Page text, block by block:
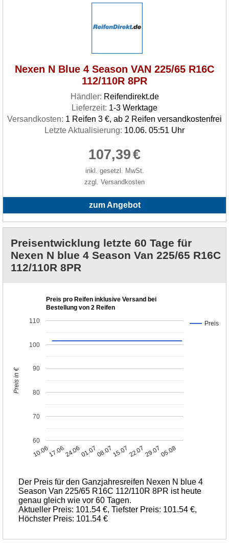
Nexen N Blue 4 Season VAN 225/65 R16C
112/110R 8PR
Händler: Reifendirekt.de
Lieferzeit: 1-3 Werktage
Versandkosten: 1 Reifen 3 €, ab 2 Reifen versandkostenfrei
Letzte Aktualisierung: 10.06. 05:51 Uhr
107,39€
inkl. gesetzl. MwSt.
zzgl. Versandkosten
zum Angebot
Preisentwicklung letzte 60 Tage für
Nexen N blue 4 Season Van 225/65 R16C
112/110R 8PR
Preis pro Reifen inklusive Versand bei
Bestellung von 2 Reifen
Preis
10.0617.0624.0601.0708.0715.0722.0729.0705.08
60
70
80
90
100
110
Preis in €
Der Preis für den Ganzjahresreifen Nexen N blue 4
Season Van 225/65 R16C 112/110R 8PR ist heute
genau gleich wie vor 60 Tagen.
Aktueller Preis: 101.54 €, Tiefster Preis: 101.54 €,
Höchster Preis: 101.54 €